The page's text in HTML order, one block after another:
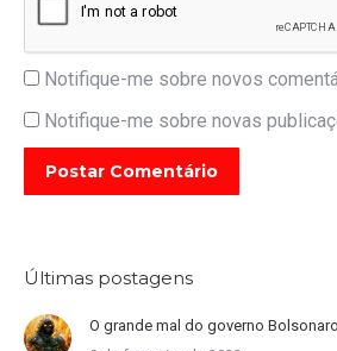
Notifique-me sobre novos
Notifique-me sobre novas
Postar Comentário
Últimas postagens
O grande mal do governo Bolsonaro